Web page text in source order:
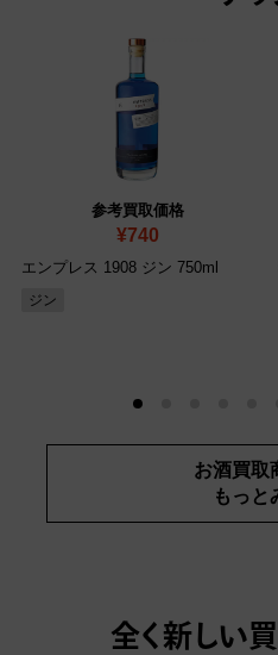
参考買取価格
¥740
エンプレス 1908 ジン 750ml
ジン
お酒買取
もっと
全く新しい